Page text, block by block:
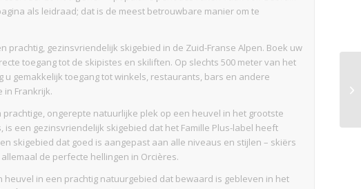
als leidraad; dat is de meest betrouwbare manier om te
prachtig, gezinsvriendelijk skigebied in de Zuid-Franse Alpen. Boek uw
toegang tot de skipistes en skiliften. Op slechts 500 meter van het
gemakkelijk toegang tot winkels, restaurants, bars en andere
Frankrijk.
ongerepte natuurlijke plek op een heuvel in het grootste
is een gezinsvriendelijk skigebied dat het Famille Plus-label heeft
skigebied dat goed is aangepast aan alle niveaus en stijlen – skiërs
de perfecte hellingen in Orcières.
heuvel in een prachtig natuurgebied dat bewaard is gebleven in het